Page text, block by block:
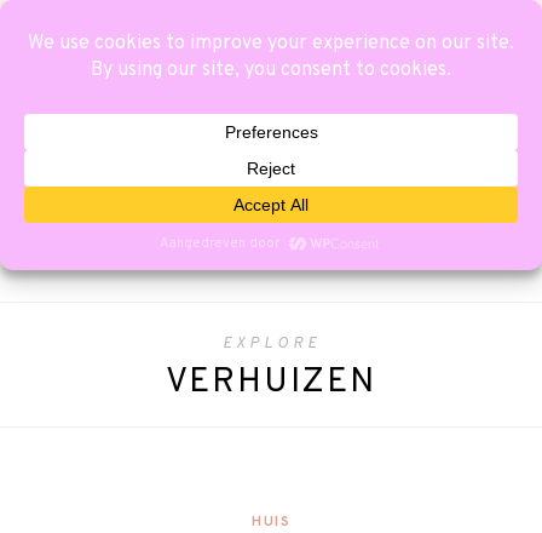
EXPLORE
VERHUIZEN
HUIS